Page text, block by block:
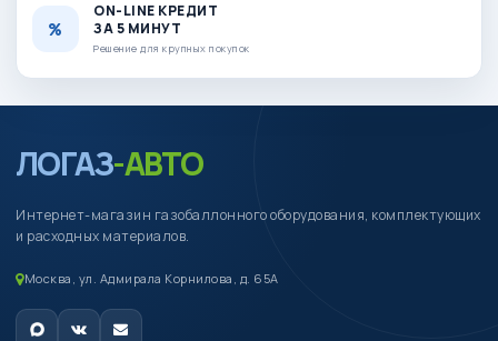
ON-LINE КРЕДИТ
ЗА 5 МИНУТ
Решение для крупных покупок
ЛОГАЗ-АВТО
Интернет-магазин газобаллонного оборудования, комплектующих
и расходных материалов.
Москва, ул. Адмирала Корнилова, д. 65А